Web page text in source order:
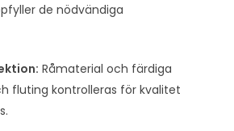
de nödvändiga
Råmaterial och färdiga
fluting kontrolleras för kvalitet